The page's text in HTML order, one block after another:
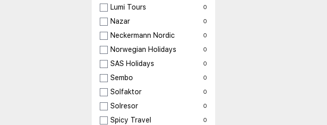
Lumi Tours 0
Nazar 0
Neckermann Nordic 0
Norwegian Holidays 0
SAS Holidays 0
Sembo 0
Solfaktor 0
Solresor 0
Spicy Travel 0